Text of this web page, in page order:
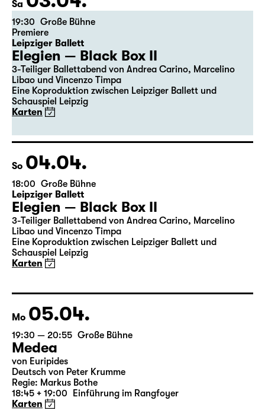
Sa
19:30 Große Bühne
Premiere
Leipziger Ballett
Elegien — Black Box II
3-Teiliger Ballettabend von Andrea Carino, Marcelino
Libao und Vincenzo Timpa
Eine Koproduktion zwischen Leipziger Ballett und
Schauspiel Leipzig
Karten
So 04.04.
18:00 Große Bühne
Leipziger Ballett
Elegien — Black Box II
3-Teiliger Ballettabend von Andrea Carino, Marcelino
Libao und Vincenzo Timpa
Eine Koproduktion zwischen Leipziger Ballett und
Schauspiel Leipzig
Karten
Mo 05.04.
19:30 — 20:55 Große Bühne
Medea
von Euripides
Deutsch von Peter Krumme
Regie: Markus Bothe
18:45 + 19:00
Einführung im Rangfoyer
Karten